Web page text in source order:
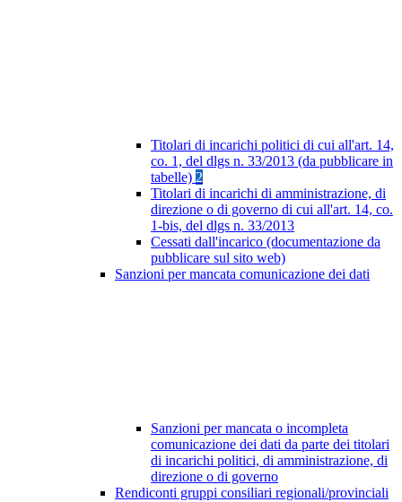
Titolari di incarichi politici di cui all'art. 14,
co. 1, del dlgs n. 33/2013 (da pubblicare in
tabelle) 2
Titolari di incarichi di amministrazione, di
direzione o di governo di cui all'art. 14, co.
1-bis, del dlgs n. 33/2013
Cessati dall'incarico (documentazione da
pubblicare sul sito web)
Sanzioni per mancata comunicazione dei dati
Sanzioni per mancata o incompleta
comunicazione dei dati da parte dei titolari
di incarichi politici, di amministrazione, di
direzione o di governo
Rendiconti gruppi consiliari regionali/provinciali